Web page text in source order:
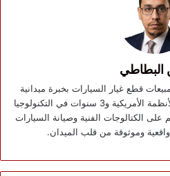
البطاطي
قطع غيار السيارات بخبرة ميدانية
تتجاوز 10 سنوات (7 سنوات في الأنظمة الأمريكية و3 سنوات في التكنولوجيا
على الكتالوجات الفنية وصيانة السيارات
واقعية وموثوقة من قلب الميدان.